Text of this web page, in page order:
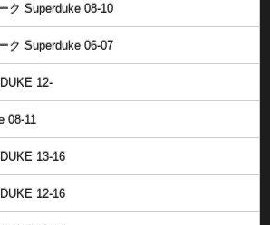
ク Superduke 08-10
ク Superduke 06-07
12-
08-11
13-16
12-16